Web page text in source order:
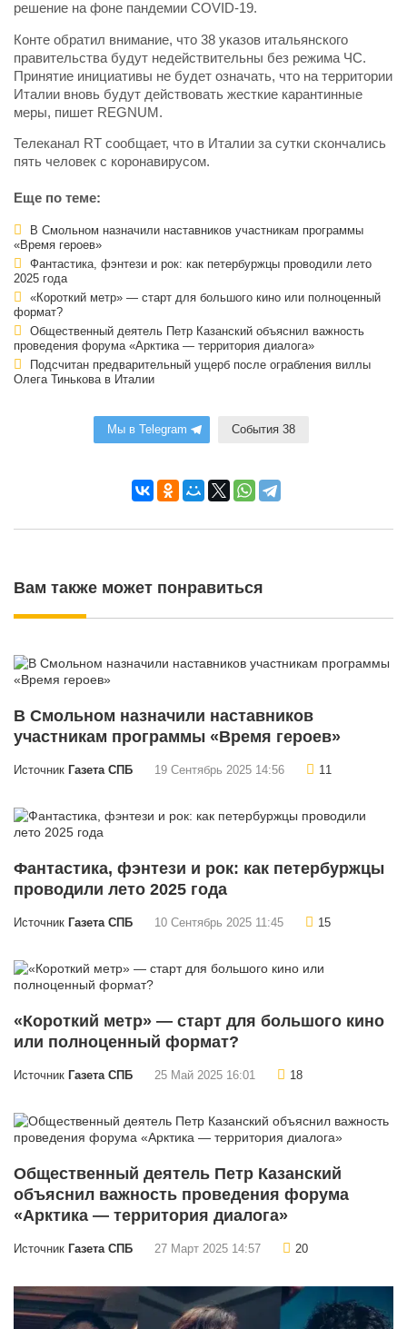
решение на фоне пандемии COVID-19.
Конте обратил внимание, что 38 указов итальянского
правительства будут недействительны без режима ЧС.
Принятие инициативы не будет означать, что на территории
Италии вновь будут действовать жесткие карантинные
меры, пишет REGNUM.
Телеканал RT сообщает, что в Италии за сутки скончались
пять человек с коронавирусом.
Еще по теме:
В Смольном назначили наставников участникам программы
«Время героев»
Фантастика, фэнтези и рок: как петербуржцы проводили лето
2025 года
«Короткий метр» — старт для большого кино или полноценный
формат?
Общественный деятель Петр Казанский объяснил важность
проведения форума «Арктика — территория диалога»
Подсчитан предварительный ущерб после ограбления виллы
Олега Тинькова в Италии
Мы в Telegram События 38
Вам также может понравиться
В Смольном назначили наставников
участникам программы «Время героев»
Источник Газета СПБ 19 Сентябрь 2025 14:56 11
Фантастика, фэнтези и рок: как петербуржцы
проводили лето 2025 года
Источник Газета СПБ 10 Сентябрь 2025 11:45 15
«Короткий метр» — старт для большого кино
или полноценный формат?
Источник Газета СПБ 25 Май 2025 16:01 18
Общественный деятель Петр Казанский
объяснил важность проведения форума
«Арктика — территория диалога»
Источник Газета СПБ 27 Март 2025 14:57 20